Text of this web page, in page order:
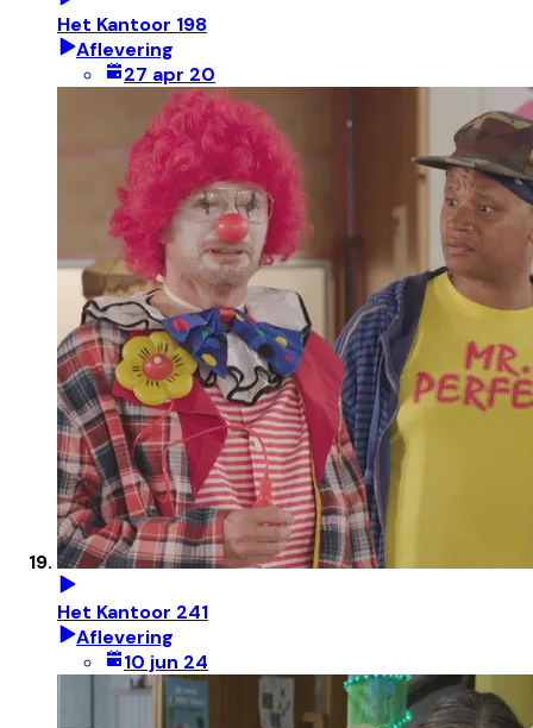
Het Kantoor 198
Aflevering
27 apr 20
Het Kantoor 241
Aflevering
10 jun 24